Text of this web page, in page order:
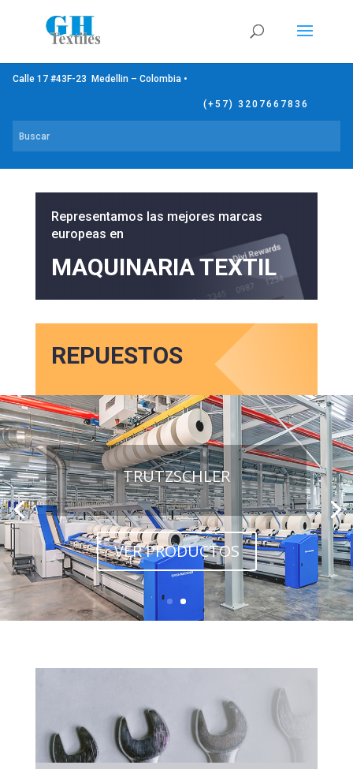
Calle 17 #43F-23 Medellin – Colombia •
(+57) 3207667836
Representamos las mejores marcas
europeas en
MAQUINARIA TEXTIL
REPUESTOS
TRUTZSCHLER
VER PRODUCTOS